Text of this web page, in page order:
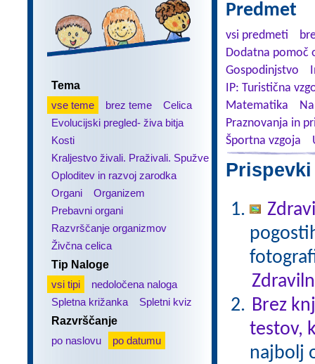
Tema
vse teme
brez teme
Celica
Evolucijski pregled- živa bitja
Kosti
Kraljestvo živali. Praživali. Spužve
Oploditev in razvoj zarodka
Organi
Organizem
Prebavni organi
Razvrščanje organizmov
Živčna celica
Tip Naloge
vsi tipi
nedoločena naloga
Spletna križanka
Spletni kviz
Razvrščanje
po naslovu
po datumu
Predmet
vsi predmeti
Dodatna pomoč
Gospodinjstvo
IP: Turistična
Matematika
Praznovanja in
Športna vzgoja
Brez
testov,
najbolj